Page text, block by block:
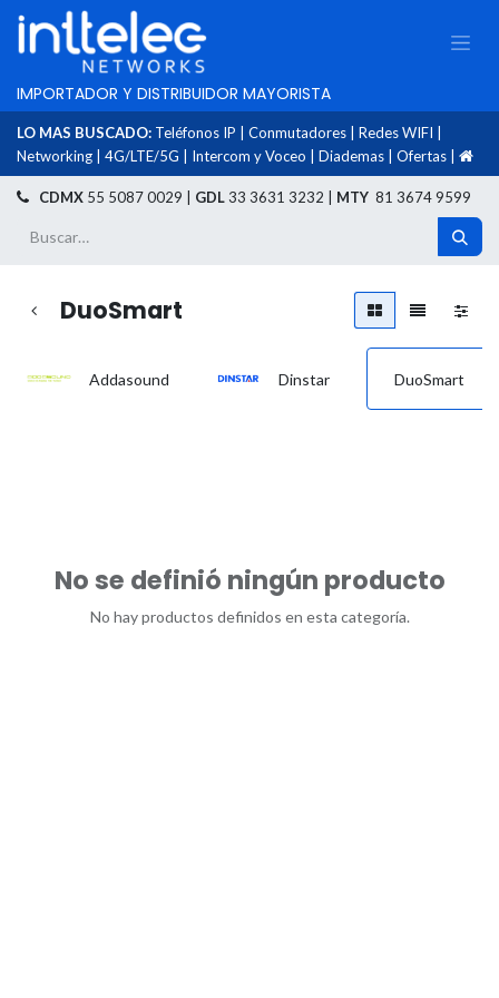
IMPORTADOR Y DISTRIBUIDOR MAYORISTA
LO MAS BUSCADO: Teléfonos IP Conmutadores Redes WIFI
Networking
4G/LTE/5G Intercom y Voceo Diademas Ofertas
CDMX 55 5087 0029 | GDL33 3631 3232 | MTY 81 3674 9599
DuoSmart
Addasound Dinstar DuoSmart
No se definió ningún producto
No hay productos definidos en esta categoría.